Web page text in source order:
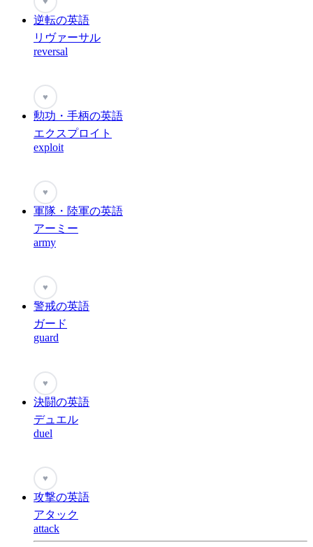
逆転の英語
リヴァーサル
reversal
♥
勲功・手柄の英語
エクスプロイト
exploit
♥
軍隊・陸軍の英語
アーミー
army
♥
警戒の英語
ガード
guard
♥
決闘の英語
デュエル
duel
♥
攻撃の英語
アタック
attack